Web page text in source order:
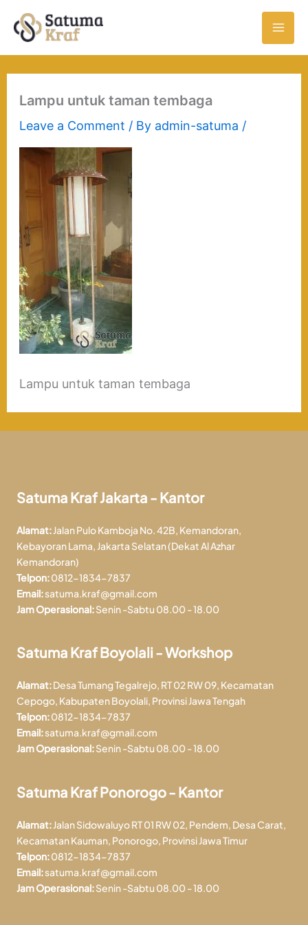
Lampu untuk taman tembaga
Leave a Comment / By admin-satuma /
Lampu untuk taman tembaga
Satuma Kraf Jakarta - Kantor
Alamat:Jalan Pulo Kamboja No. 42B, Kemandoran,
Kebayoran Lama, Jakarta Selatan (Dekat Al Azhar
Kemandoran)
Telpon:0812-1834-7837
Email:satuma.kraf@gmail.com
Jam Operasional:Senin -Sabtu 08.00 - 18.00
Satuma Kraf Boyolali - Workshop
Alamat:Desa Tumang Tegalrejo, RT 02 RW 09, Kecamatan
Cepogo, Kabupaten Boyolali, Provinsi Jawa Tengah
Telpon:0812-1834-7837
Email:satuma.kraf@gmail.com
Jam Operasional:Senin -Sabtu 08.00 - 18.00
Satuma Kraf Ponorogo - Kantor
Alamat:Jalan Sidowaluyo RT 01 RW 02, Pendem, Desa Carat,
Kecamatan Kauman, Ponorogo, Provinsi Jawa Timur
Telpon:0812-1834-7837
Email:satuma.kraf@gmail.com
Jam Operasional:Senin -Sabtu 08.00 - 18.00